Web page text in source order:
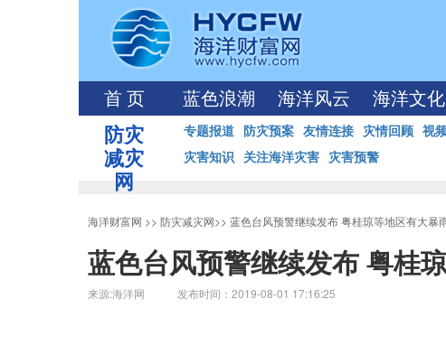
首 页 蓝色浪潮 海洋风云 海洋文化
防灾
减灾
网
专题报道 防灾预案 友情连接 灾情回顾 视
灾害知识 关注海洋灾害 灾害预警
海洋财富网 >> 防灾减灾网>> 蓝色台风预警继续发布 粤桂琼等地区有大暴
蓝色台风预警继续发布 粤桂
来源:海洋网 发布时间：2019-08-01 17:16:25